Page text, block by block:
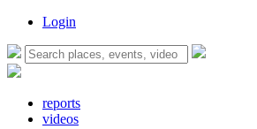
Login
reports
videos